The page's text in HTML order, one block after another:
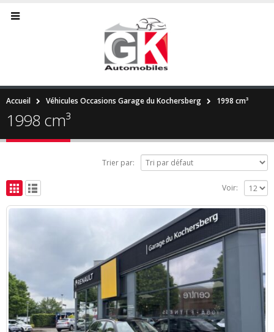
Accueil Véhicules Occasions Garage du Kochersberg 1998 cm³
1998 cm³
Trier par:
Voir: